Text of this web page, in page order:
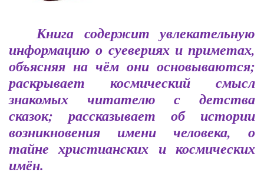
Книга содержит увлекательную
информацию о суевериях и приметах,
объясняя на чём они основываются;
раскрывает космический смысл
знакомых читателю с детства
сказок; рассказывает об истории
возникновения имени человека, о
тайне христианских и космических
имён.